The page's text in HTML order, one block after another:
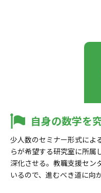
自身の数学を
少人数のセミナー形式によ
らが希望する研究室に所属
深化させる。教職支援セン
いるので、進むべき道に向